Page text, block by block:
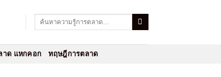
าด แหกคอก ทฤษฎีการตลาด